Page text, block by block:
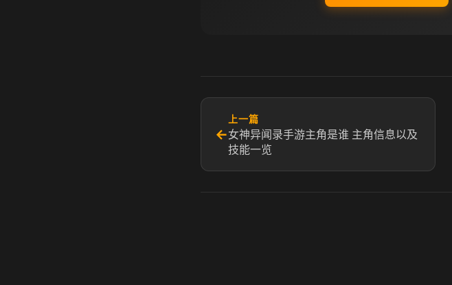
←
上一篇
女神异闻录手游主角是谁 主角信息以及
技能一览